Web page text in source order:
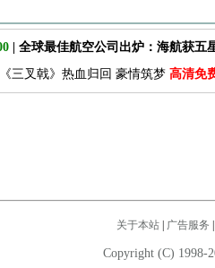
| 全球最佳航空公司出炉：海航获五
三叉戟》热血归回 豪情筑梦 高清免
关于本站| 广告服务
Copyright (C) 1998-